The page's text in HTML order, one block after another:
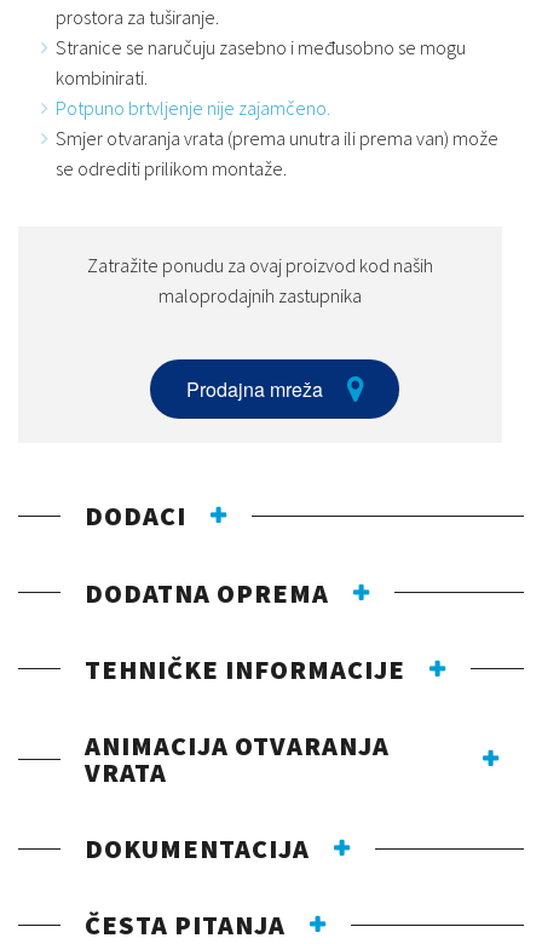
prostora za tuširanje.
Stranice se naručuju zasebno i međusobno se mogu
kombinirati.
Potpuno brtvljenje nije zajamčeno.
Smjer otvaranja vrata (prema unutra ili prema van) može
se odrediti prilikom montaže.
Zatražite ponudu za ovaj proizvod kod naših
maloprodajnih zastupnika
Prodajna mreža
DODACI
DODATNA OPREMA
TEHNIČKE INFORMACIJE
ANIMACIJA OTVARANJA
VRATA
DOKUMENTACIJA
ČESTA PITANJA